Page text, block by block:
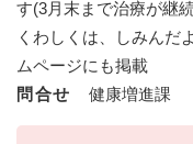
す(3月末まで治療が継
くわしくは、しみんだ
ムページにも掲載
問合せ 健康増進課